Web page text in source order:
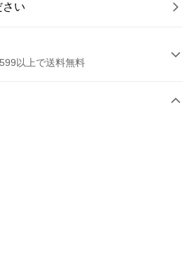
い
以上で送料無料